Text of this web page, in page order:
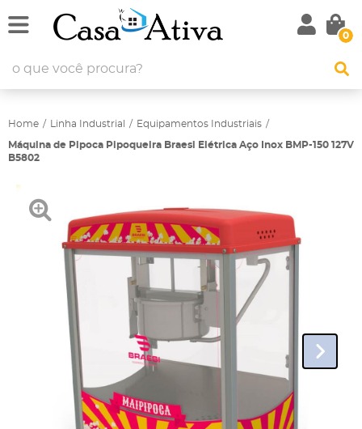
0
Home Linha Industrial Equipamentos Industriais
Máquina de Pipoca Pipoqueira Braesi Elétrica Aço Inox BMP-150 127V
B5802